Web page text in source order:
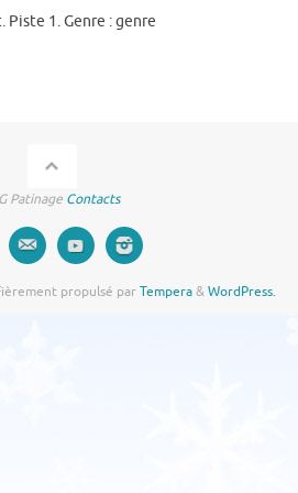
Piste 1. Genre : genre
Patinage Contacts
propulsé parTempera&WordPress.